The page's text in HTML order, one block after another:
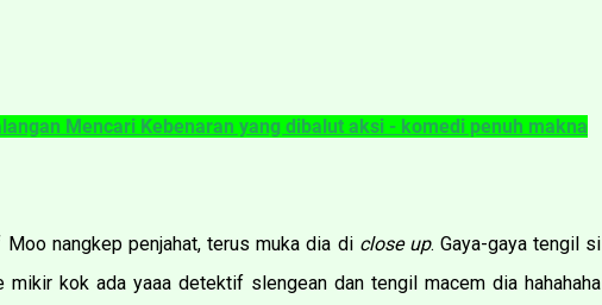
Mencari Kebenaran yang dibalut aksi - komedi penuh makna
nangkep penjahat, terus muka dia di close up. Gaya-gaya tengil si
kok ada yaaa detektif slengean dan tengil macem dia hahahaha